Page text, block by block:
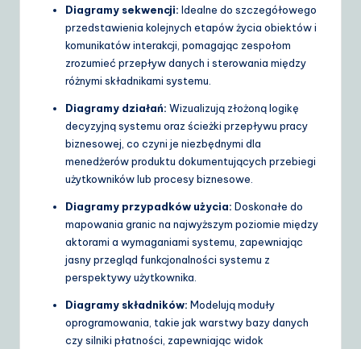
Diagramy sekwencji: Idealne do szczegółowego
przedstawienia kolejnych etapów życia obiektów i
komunikatów interakcji, pomagając zespołom
zrozumieć przepływ danych i sterowania między
różnymi składnikami systemu.
Diagramy działań: Wizualizują złożoną logikę
decyzyjną systemu oraz ścieżki przepływu pracy
biznesowej, co czyni je niezbędnymi dla
menedżerów produktu dokumentujących przebiegi
użytkowników lub procesy biznesowe.
Diagramy przypadków użycia: Doskonałe do
mapowania granic na najwyższym poziomie między
aktorami a wymaganiami systemu, zapewniając
jasny przegląd funkcjonalności systemu z
perspektywy użytkownika.
Diagramy składników: Modelują moduły
oprogramowania, takie jak warstwy bazy danych
czy silniki płatności, zapewniając widok